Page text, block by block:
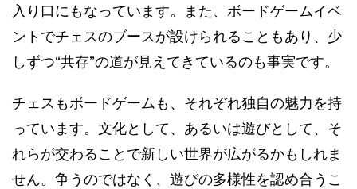
入り口にもなっています。また、ボードゲームイベ
ントでチェスのブースが設けられることもあり、少
しずつ“共存”の道が見えてきているのも事実です。
チェスもボードゲームも、それぞれ独自の魅力を持
っています。文化として、あるいは遊びとして、そ
れらが交わることで新しい世界が広がるかもしれま
せん。争うのではなく、遊びの多様性を認め合うこ